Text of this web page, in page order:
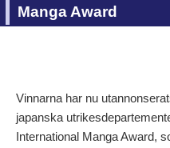
Manga Award
Vinnarna har nu
japanska
International Manga Award,